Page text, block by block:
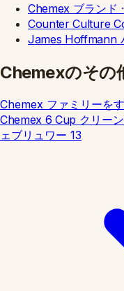
Chemex ブランド ·
Counter Culture
James Hoffmann
Chemexのその
Chemex ファミリーを
Chemex 6 Cup クリー
ェブリュワー 13